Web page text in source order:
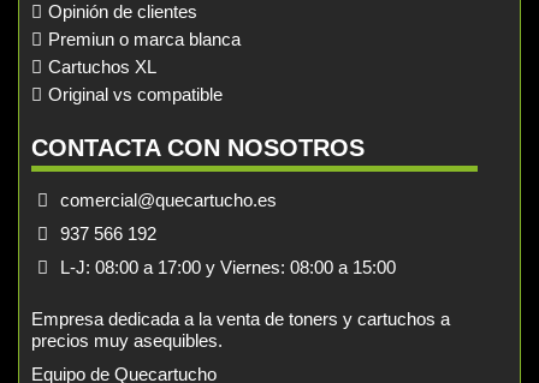
Opinión de clientes
Premiun o marca blanca
Cartuchos XL
Original vs compatible
CONTACTA CON NOSOTROS
comercial@quecartucho.es
937 566 192
L-J: 08:00 a 17:00 y Viernes: 08:00 a 15:00
Empresa dedicada a la venta de toners y cartuchos a
precios muy asequibles.
Equipo de Quecartucho